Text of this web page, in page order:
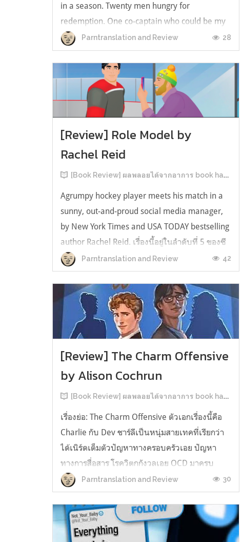
in a season. Twenty men hungry for
redemption. One co-captain who could be my
forever. This is the rest of the story. หลังอ่าน
แบบฟีลกู้ดติดๆ กันแล้ว เลยอยากได้ความแสบ
ทรวงในชีวิตบ้าง (หาเรื่อง!) เล่มนี้คู่หูเอ...
Parntranslation and Review 28
[Review] Role Model by
Rachel Reid
[Book Review] ผลพลอยได้จากอาการ book hangover หลังอ่านสารพัน MM Romance
Agrumpy hockey player meets his match in a
sunny, out-and-proud social media manager,
by New York Times and USA TODAY bestselling
author Rachel Reid. เรื่องนี้อยู่ในลำดับที่ 5 ของซี
รีส์ Game Changer แต่เป็นเรื่องที่ 3 ที่เราหยิบมา
อ่าน เพราะเห็นว่าเป็นเรื่องในไทม์ไลน์เดียวกันกับ
TheLong Game ประกอบกั...
Parntranslation and Review 42
[Review] The Charm Offensive
by Alison Cochrun
[Book Review] ผลพลอยได้จากอาการ book hangover หลังอ่านสารพัน MM Romance
เรื่องย่อ: The Charm Offensive ตัวเอกเรื่องนี้คือ
Charlie กับ Dev ชาร์ลีเป็นหนุ่มสายเทคที่เรียกว่า
ได้เนิร์ดเต็มตัวปัญหาทางครอบครัวเอย ปัญหา
ทางการสื่อสาร โรควิตกกังวลเอย OCD มาครบ
เรียกได้ว่าครบองค์ประกอบความโอตะ เขาทั้งไม่
เชื่อในรักแท้ ไม่เคยมีความสัมพันธ์ในเชิงโรแมนติก
กับใคร หรืออาจเรียกว่าไม่เคยรู...
Parntranslation and Review 30